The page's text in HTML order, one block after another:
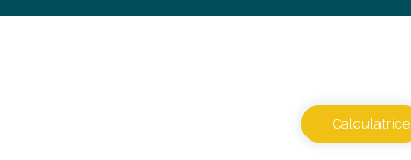
Calculatrice